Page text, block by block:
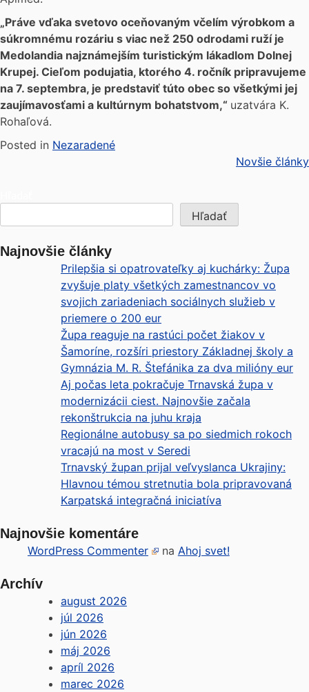
„Práve vďaka svetovo oceňovaným včelím výrobkom a
súkromnému rozáriu s viac než 250 odrodami ruží je
Medolandia najznámejším turistickým lákadlom Dolnej
Krupej. Cieľom podujatia, ktorého 4. ročník pripravujeme
na 7. septembra, je predstaviť túto obec so všetkými jej
zaujímavosťami a kultúrnym bohatstvom,“ uzatvára K.
Rohaľová.
Posted in Nezaradené
Novšie články
Hľadať
Najnovšie články
Prilepšia si opatrovateľky aj kuchárky: Župa
zvyšuje platy všetkých zamestnancov vo
svojich zariadeniach sociálnych služieb v
priemere o 200 eur
Župa reaguje na rastúci počet žiakov v
Šamoríne, rozšíri priestory Základnej školy a
Gymnázia M. R. Štefánika za dva milióny eur
Aj počas leta pokračuje Trnavská župa v
modernizácii ciest. Najnovšie začala
rekonštrukcia na juhu kraja
Regionálne autobusy sa po siedmich rokoch
vracajú na most v Seredi
Trnavský župan prijal veľvyslanca Ukrajiny:
Hlavnou témou stretnutia bola pripravovaná
Karpatská integračná iniciatíva
Najnovšie komentáre
WordPress Commenter na Ahoj svet!
Archív
august 2026
júl 2026
jún 2026
máj 2026
apríl 2026
marec 2026